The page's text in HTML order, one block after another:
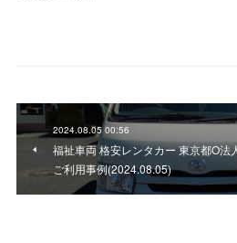
2024.08.05 00:56
福祉車両 格安レンタカー 東京都O法
ご利用事例(2024.08.05)